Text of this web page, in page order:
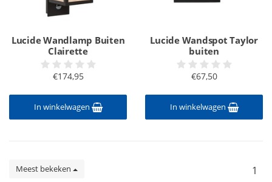
Lucide Wandlamp Buiten
Clairette
€174,95
In winkelwagen
Lucide Wandspot Taylor
buiten
€67,50
In winkelwagen
Meest bekeken 1